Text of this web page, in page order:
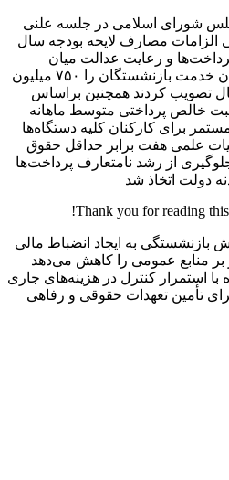
شورای اسلامی در جلسه علنی
مصارف لایحه بودجه سال
پرداخت‌ها و رعایت عدالت میان
حقوق‌بگیران سقف پاداش پایان خدمت بازنشستگان را ۷۵۰ میلیون
میلیون ریال تصویب کردند همچنین براساس
خالص پرداختی متوسط ماهانه
برای کارکنان کلیه دستگاه‌ها
علمی هفت برابر حداقل حقوق
از رشد نامتعارف پرداخت‌ها
دولت اتخاذ شد
Thank you for reading
بازنشستگی به ایجاد انضباط مالی
منابع عمومی را کاهش می‌دهد
استمرار کنترل در هزینه‌های جاری
تأمین تعهدات حقوقی و رفاهی